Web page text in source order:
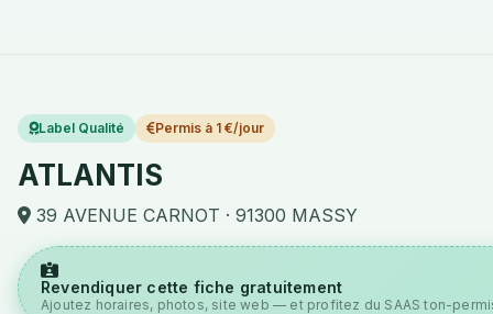
Label Qualité Permis à 1 €/jour
ATLANTIS
39 AVENUE CARNOT · 91300 MASSY
Revendiquer cette fiche gratuitement
Ajoutez horaires, photos, site web — et profitez du SAAS ton-